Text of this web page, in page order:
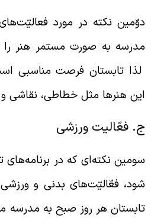
نکته در مورد
به صورت مستمر هنر را
تابستان فرصت مناسبی است
هنرها مثل خطاطی، نقاشی و
فعّالیت ورزشی
نکته‌ای که در برنامه‌های
فعّالیّت‌های بدنی و ورزشی
هر روز صبح به مدرسه